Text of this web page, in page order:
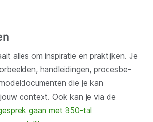
alles om inspiratie en prak­tijken. Je
hand­lei­din­gen, pro­ces­be­
die je kan
context. Ook kan je via de
gaan met 850-tal